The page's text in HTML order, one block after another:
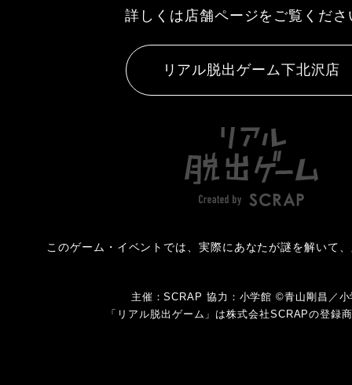
詳しくは店舗ページをご覧くださ
リアル脱出ゲーム下北沢店
このゲーム・イベントでは、実際にあなたが謎を解いて
主催：SCRAP 協力：小学館 ©青山剛昌／小
「リアル脱出ゲーム」は株式会社SCRAPの登録